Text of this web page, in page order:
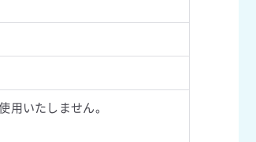
用いたしません。